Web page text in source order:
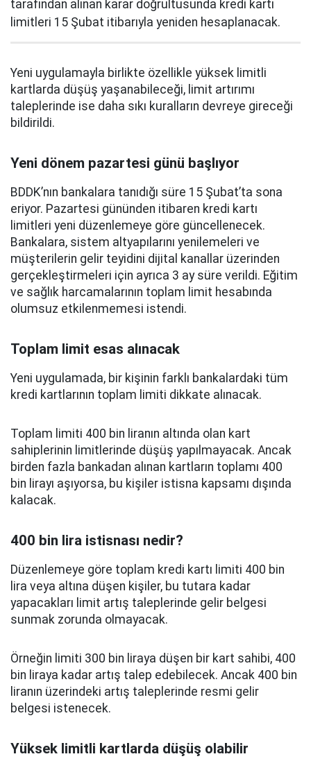
tarafından alınan karar doğrultusunda kredi kartı
limitleri 15 Şubat itibarıyla yeniden hesaplanacak.
Yeni uygulamayla birlikte özellikle yüksek limitli
kartlarda düşüş yaşanabileceği, limit artırımı
taleplerinde ise daha sıkı kuralların devreye gireceği
bildirildi.
Yeni dönem pazartesi günü başlıyor
BDDK’nın bankalara tanıdığı süre 15 Şubat’ta sona
eriyor. Pazartesi gününden itibaren kredi kartı
limitleri yeni düzenlemeye göre güncellenecek.
Bankalara, sistem altyapılarını yenilemeleri ve
müşterilerin gelir teyidini dijital kanallar üzerinden
gerçekleştirmeleri için ayrıca 3 ay süre verildi. Eğitim
ve sağlık harcamalarının toplam limit hesabında
olumsuz etkilenmemesi istendi.
Toplam limit esas alınacak
Yeni uygulamada, bir kişinin farklı bankalardaki tüm
kredi kartlarının toplam limiti dikkate alınacak.
Toplam limiti 400 bin liranın altında olan kart
sahiplerinin limitlerinde düşüş yapılmayacak. Ancak
birden fazla bankadan alınan kartların toplamı 400
bin lirayı aşıyorsa, bu kişiler istisna kapsamı dışında
kalacak.
400 bin lira istisnası nedir?
Düzenlemeye göre toplam kredi kartı limiti 400 bin
lira veya altına düşen kişiler, bu tutara kadar
yapacakları limit artış taleplerinde gelir belgesi
sunmak zorunda olmayacak.
Örneğin limiti 300 bin liraya düşen bir kart sahibi, 400
bin liraya kadar artış talep edebilecek. Ancak 400 bin
liranın üzerindeki artış taleplerinde resmi gelir
belgesi istenecek.
Yüksek limitli kartlarda düşüş olabilir